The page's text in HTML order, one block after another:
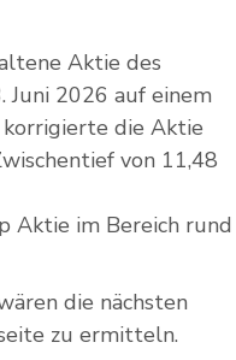
Aktie des
Juni 2026 auf einem
korrigierte die Aktie
von 11,48
Aktie im Bereich rund
die nächsten
zu ermitteln.